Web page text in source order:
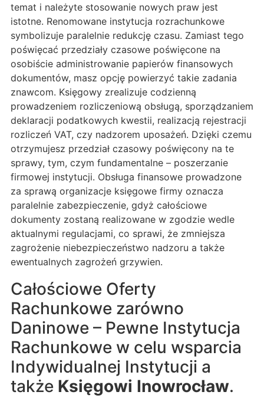
temat i należyte stosowanie nowych praw jest
istotne. Renomowane instytucja rozrachunkowe
symbolizuje paralelnie redukcję czasu. Zamiast tego
poświęcać przedziały czasowe poświęcone na
osobiście administrowanie papierów finansowych
dokumentów, masz opcję powierzyć takie zadania
znawcom. Księgowy zrealizuje codzienną
prowadzeniem rozliczeniową obsługą, sporządzaniem
deklaracji podatkowych kwestii, realizacją rejestracji
rozliczeń VAT, czy nadzorem uposażeń. Dzięki czemu
otrzymujesz przedział czasowy poświęcony na te
sprawy, tym, czym fundamentalne – poszerzanie
firmowej instytucji. Obsługa finansowe prowadzone
za sprawą organizacje księgowe firmy oznacza
paralelnie zabezpieczenie, gdyż całościowe
dokumenty zostaną realizowane w zgodzie wedle
aktualnymi regulacjami, co sprawi, że zmniejsza
zagrożenie niebezpieczeństwo nadzoru a także
ewentualnych zagrożeń grzywien.
Całościowe Oferty
Rachunkowe zarówno
Daninowe – Pewne Instytucja
Rachunkowe w celu wsparcia
Indywidualnej Instytucji a
także Księgowi Inowrocław.